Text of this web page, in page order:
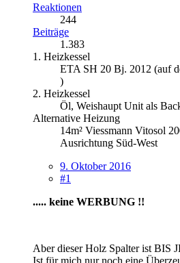
Reaktionen
244
Beiträge
1.383
1. Heizkessel
ETA SH 20 Bj. 2012 (auf
)
2. Heizkessel
Öl, Weishaupt Unit als
Alternative Heizung
14m² Viessmann Vitosol
Ausrichtung Süd-West
9. Oktober 2016
#1
..... keine WERBUNG !!
Aber dieser Holz Spalter ist BIS
Ist für mich nur noch eine